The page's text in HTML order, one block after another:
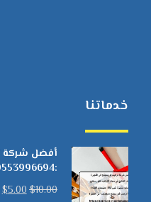
خدماتنا
أفضل شركة
:0553996694
$10.00
$5.00